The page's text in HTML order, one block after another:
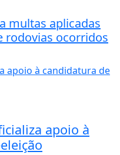
multas aplicadas
rodovias ocorridos
apoio à